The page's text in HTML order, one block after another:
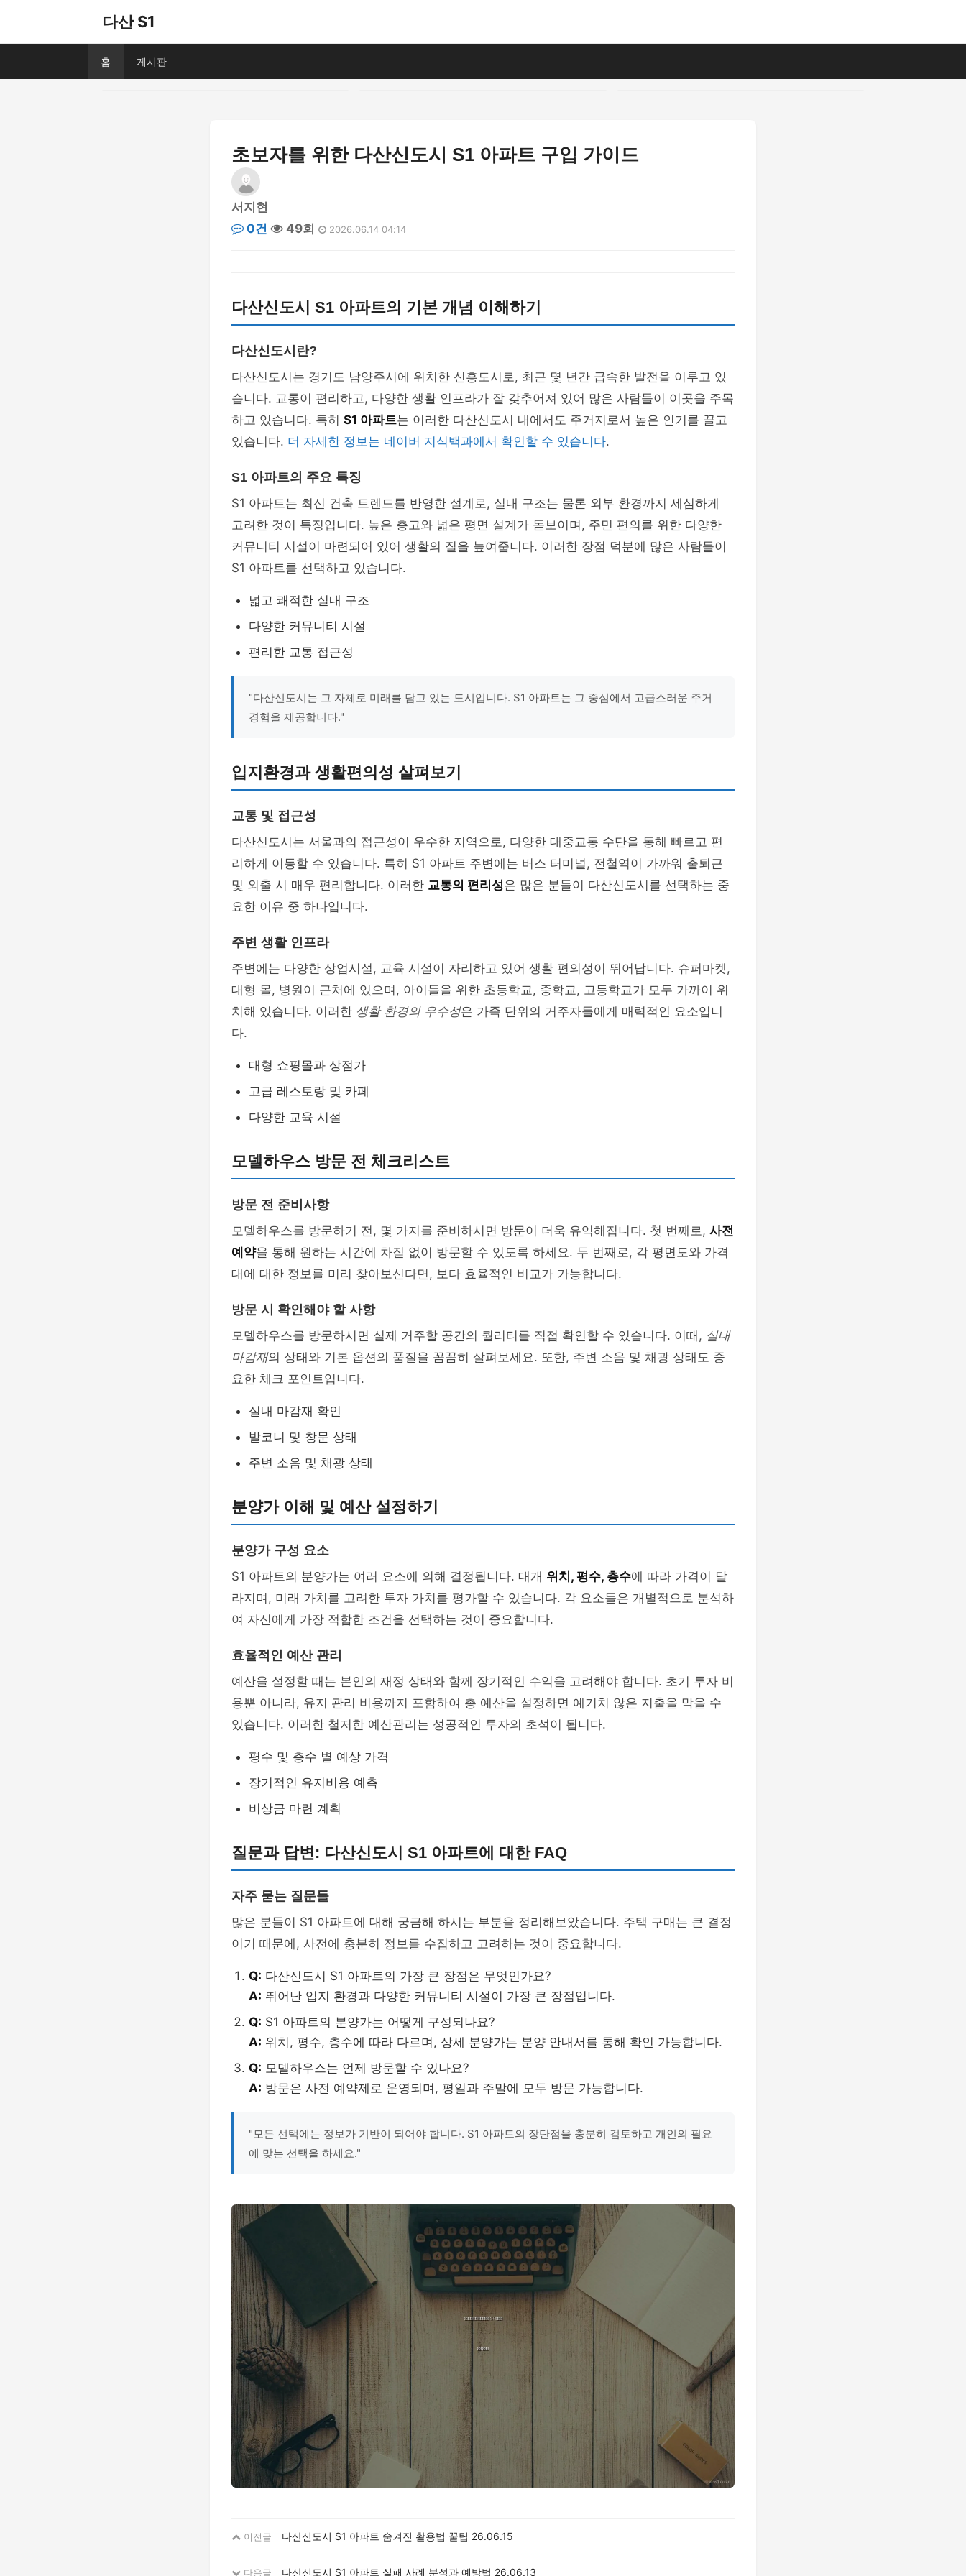
다산 S1
홈 게시판
초보자를 위한 다산신도시 S1 아파트 구입 가이드
서지현
0건
49회 2026.06.14 04:14
다산신도시 S1 아파트의 기본 개념 이해하기
다산신도시란?
다산신도시는 경기도 남양주시에 위치한 신흥도시로, 최근 몇 년간 급속한 발전을 이루고 있
습니다. 교통이 편리하고, 다양한 생활 인프라가 잘 갖추어져 있어 많은 사람들이 이곳을 주목
하고 있습니다. 특히 S1 아파트는 이러한 다산신도시 내에서도 주거지로서 높은 인기를 끌고
있습니다. 더 자세한 정보는 네이버 지식백과에서 확인할 수 있습니다.
S1 아파트의 주요 특징
S1 아파트는 최신 건축 트렌드를 반영한 설계로, 실내 구조는 물론 외부 환경까지 세심하게
고려한 것이 특징입니다. 높은 층고와 넓은 평면 설계가 돋보이며, 주민 편의를 위한 다양한
커뮤니티 시설이 마련되어 있어 생활의 질을 높여줍니다. 이러한 장점 덕분에 많은 사람들이
S1 아파트를 선택하고 있습니다.
넓고 쾌적한 실내 구조
다양한 커뮤니티 시설
편리한 교통 접근성
"다산신도시는 그 자체로 미래를 담고 있는 도시입니다. S1 아파트는 그 중심에서 고급스러운 주거
경험을 제공합니다."
입지환경과 생활편의성 살펴보기
교통 및 접근성
다산신도시는 서울과의 접근성이 우수한 지역으로, 다양한 대중교통 수단을 통해 빠르고 편
리하게 이동할 수 있습니다. 특히 S1 아파트 주변에는 버스 터미널, 전철역이 가까워 출퇴근
및 외출 시 매우 편리합니다. 이러한 교통의 편리성은 많은 분들이 다산신도시를 선택하는 중
요한 이유 중 하나입니다.
주변 생활 인프라
주변에는 다양한 상업시설, 교육 시설이 자리하고 있어 생활 편의성이 뛰어납니다. 슈퍼마켓,
대형 몰, 병원이 근처에 있으며, 아이들을 위한 초등학교, 중학교, 고등학교가 모두 가까이 위
치해 있습니다. 이러한 생활 환경의 우수성은 가족 단위의 거주자들에게 매력적인 요소입니
다.
대형 쇼핑몰과 상점가
고급 레스토랑 및 카페
다양한 교육 시설
모델하우스 방문 전 체크리스트
방문 전 준비사항
모델하우스를 방문하기 전, 몇 가지를 준비하시면 방문이 더욱 유익해집니다. 첫 번째로, 사전
예약을 통해 원하는 시간에 차질 없이 방문할 수 있도록 하세요. 두 번째로, 각 평면도와 가격
대에 대한 정보를 미리 찾아보신다면, 보다 효율적인 비교가 가능합니다.
방문 시 확인해야 할 사항
모델하우스를 방문하시면 실제 거주할 공간의 퀄리티를 직접 확인할 수 있습니다. 이때, 실내
마감재의 상태와 기본 옵션의 품질을 꼼꼼히 살펴보세요. 또한, 주변 소음 및 채광 상태도 중
요한 체크 포인트입니다.
실내 마감재 확인
발코니 및 창문 상태
주변 소음 및 채광 상태
분양가 이해 및 예산 설정하기
분양가 구성 요소
S1 아파트의 분양가는 여러 요소에 의해 결정됩니다. 대개 위치, 평수, 층수에 따라 가격이 달
라지며, 미래 가치를 고려한 투자 가치를 평가할 수 있습니다. 각 요소들은 개별적으로 분석하
여 자신에게 가장 적합한 조건을 선택하는 것이 중요합니다.
효율적인 예산 관리
예산을 설정할 때는 본인의 재정 상태와 함께 장기적인 수익을 고려해야 합니다. 초기 투자 비
용뿐 아니라, 유지 관리 비용까지 포함하여 총 예산을 설정하면 예기치 않은 지출을 막을 수
있습니다. 이러한 철저한 예산관리는 성공적인 투자의 초석이 됩니다.
평수 및 층수 별 예상 가격
장기적인 유지비용 예측
비상금 마련 계획
질문과 답변: 다산신도시 S1 아파트에 대한 FAQ
자주 묻는 질문들
많은 분들이 S1 아파트에 대해 궁금해 하시는 부분을 정리해보았습니다. 주택 구매는 큰 결정
이기 때문에, 사전에 충분히 정보를 수집하고 고려하는 것이 중요합니다.
Q: 다산신도시 S1 아파트의 가장 큰 장점은 무엇인가요?
A: 뛰어난 입지 환경과 다양한 커뮤니티 시설이 가장 큰 장점입니다.
Q: S1 아파트의 분양가는 어떻게 구성되나요?
A: 위치, 평수, 층수에 따라 다르며, 상세 분양가는 분양 안내서를 통해 확인 가능합니다.
Q: 모델하우스는 언제 방문할 수 있나요?
A: 방문은 사전 예약제로 운영되며, 평일과 주말에 모두 방문 가능합니다.
"모든 선택에는 정보가 기반이 되어야 합니다. S1 아파트의 장단점을 충분히 검토하고 개인의 필요
에 맞는 선택을 하세요."
이전글 다산신도시 S1 아파트 숨겨진 활용법 꿀팁 26.06.15
다음글 다산신도시 S1 아파트 실패 사례 분석과 예방법 26.06.13